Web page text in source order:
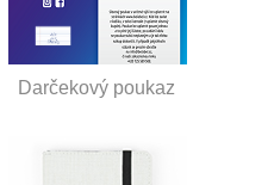
Darčekový poukaz